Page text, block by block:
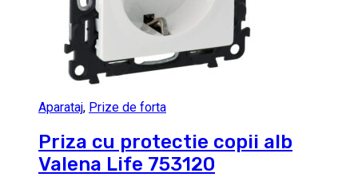
Aparataj, Prize de forta
Priza cu protectie copii alb
Valena Life 753120